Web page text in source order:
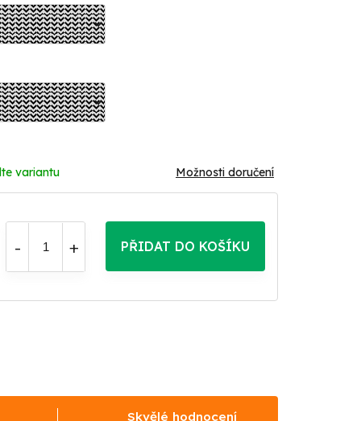
variantu Možnosti doručení
PŘIDAT DO KOŠÍKU
Skvělé hodnocení